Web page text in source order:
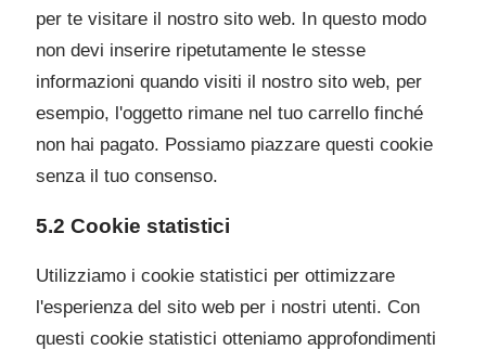
per te visitare il nostro sito web. In questo modo
non devi inserire ripetutamente le stesse
informazioni quando visiti il nostro sito web, per
esempio, l'oggetto rimane nel tuo carrello finché
non hai pagato. Possiamo piazzare questi cookie
senza il tuo consenso.
5.2 Cookie statistici
Utilizziamo i cookie statistici per ottimizzare
l'esperienza del sito web per i nostri utenti. Con
questi cookie statistici otteniamo approfondimenti